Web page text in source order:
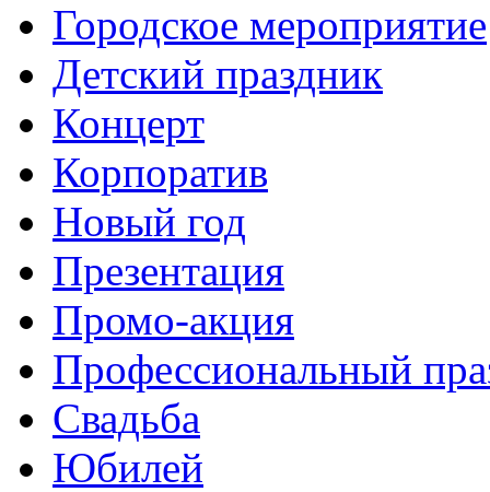
Городское мероприятие
Детский праздник
Концерт
Корпоратив
Новый год
Презентация
Промо-акция
Профессиональный
Свадьба
Юбилей